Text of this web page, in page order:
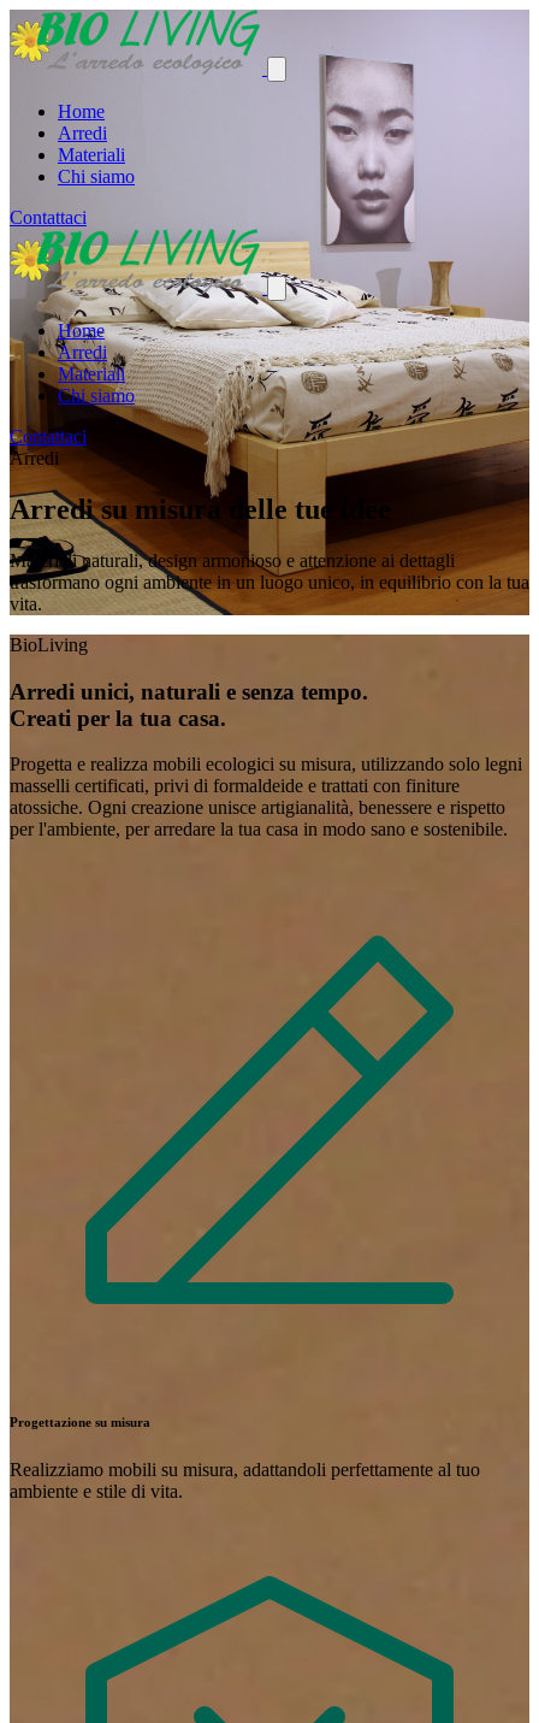
Home
Arredi
Materiali
Chi siamo
Contattaci
Home
Arredi
Materiali
Chi siamo
Contattaci
Arredi
Arredi su misura delle tue idee
Materiali naturali, design armonioso e attenzione ai dettagli
trasformano ogni ambiente in un luogo unico, in equilibrio con la tua
vita.
BioLiving
Arredi unici, naturali e senza tempo.
Creati per la tua casa.
Progetta e realizza mobili ecologici su misura, utilizzando solo legni
masselli certificati, privi di formaldeide e trattati con finiture
atossiche. Ogni creazione unisce artigianalità, benessere e rispetto
per l'ambiente, per arredare la tua casa in modo sano e sostenibile.
Progettazione su misura
Realizziamo mobili su misura, adattandoli perfettamente al tuo
ambiente e stile di vita.